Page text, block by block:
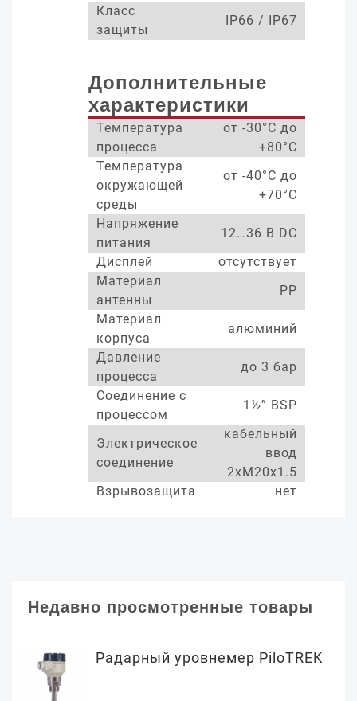
Класс
защиты
IP66 / IP67
Дополнительные
характеристики
Температура
процесса
от -30°С до
+80°С
Температура
окружающей
среды
от -40°С до
+70°С
Напряжение
питания
12…36 В DC
Дисплей
отсутствует
Материал
антенны
PP
Материал
корпуса
алюминий
Давление
процесса
до 3 бар
Соединение с
процессом
1½” BSP
Электрическое
соединение
кабельный
ввод
2xM20x1.5
Взрывозащита
нет
Недавно просмотренные товары
Радарный уровнемер PiloTREK